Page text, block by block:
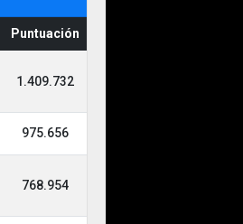
Puntuación
1.409.732
975.656
768.954